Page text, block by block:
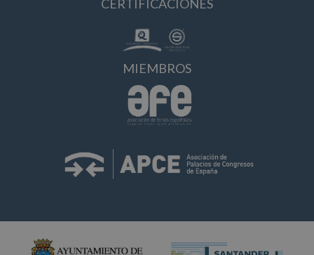
CERTIFICACIONES
MIEMBROS